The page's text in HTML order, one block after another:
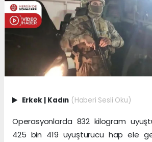
Erkek | Kadın (Haberi Sesli Oku)
Operasyonlarda 832 kilogram
425 bin 419 uyuşturucu hap ele